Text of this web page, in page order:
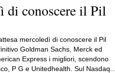
di conoscere il Pil
mercoledì di conoscere il Pil
Goldman Sachs, Merck ed
Express i migliori, scendono
P G e Unitedhealth. Sul